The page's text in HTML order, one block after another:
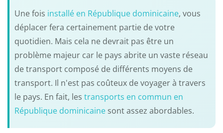
Une fois installé en République dominicaine, vous
déplacer fera certainement partie de votre
quotidien. Mais cela ne devrait pas être un
problème majeur car le pays abrite un vaste réseau
de transport composé de différents moyens de
transport. Il n'est pas coûteux de voyager à travers
le pays. En fait, les transports en commun en
République dominicainesont assez abordables.